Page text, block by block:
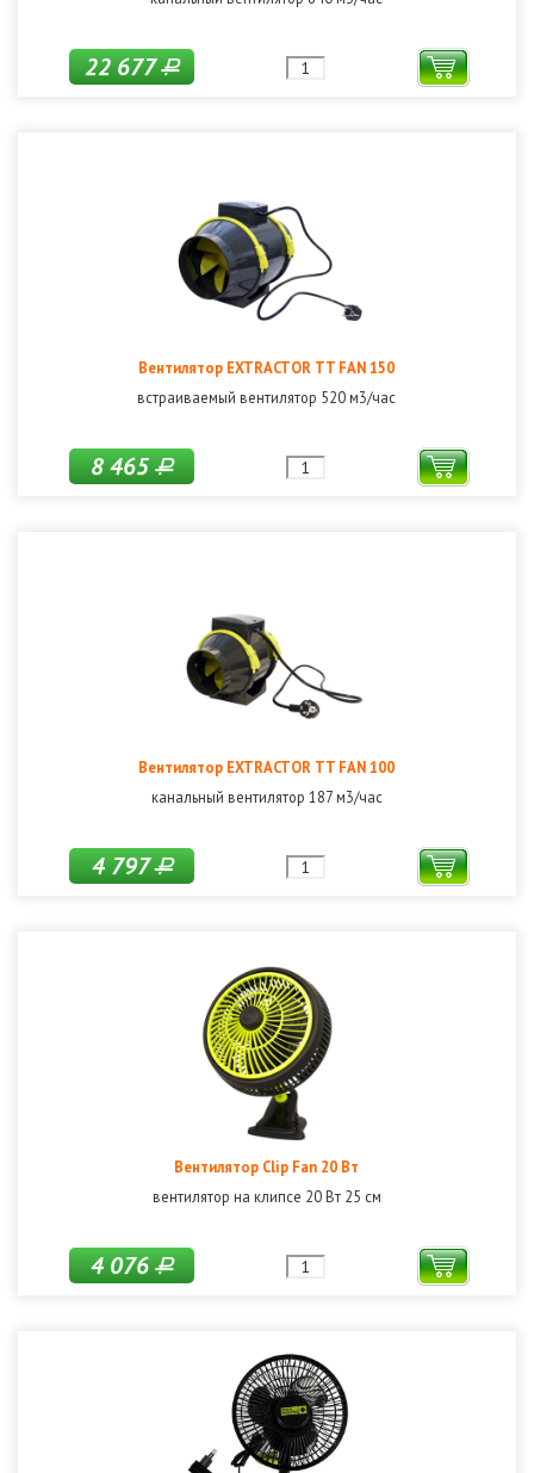
22 677Р
Вентилятор EXTRACTOR TT FAN 150
встраиваемый вентилятор 520 м3/час
8 465Р
Вентилятор EXTRACTOR TT FAN 100
канальный вентилятор 187 м3/час
4 797Р
Вентилятор Clip Fan 20 Вт
вентилятор на клипсе 20 Вт 25 см
4 076Р